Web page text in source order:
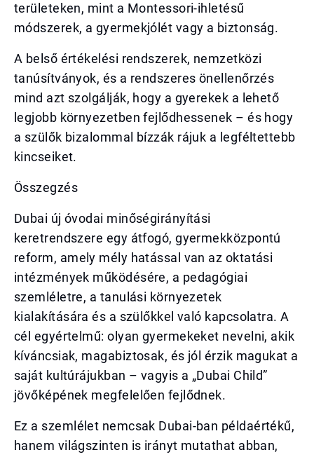
területeken, mint a Montessori-ihletésű
módszerek, a gyermekjólét vagy a biztonság.
A belső értékelési rendszerek, nemzetközi
tanúsítványok, és a rendszeres önellenőrzés
mind azt szolgálják, hogy a gyerekek a lehető
legjobb környezetben fejlődhessenek – és hogy
a szülők bizalommal bízzák rájuk a legféltettebb
kincseiket.
Összegzés
Dubai új óvodai minőségirányítási
keretrendszere egy átfogó, gyermekközpontú
reform, amely mély hatással van az oktatási
intézmények működésére, a pedagógiai
szemléletre, a tanulási környezetek
kialakítására és a szülőkkel való kapcsolatra. A
cél egyértelmű: olyan gyermekeket nevelni, akik
kíváncsiak, magabiztosak, és jól érzik magukat a
saját kultúrájukban – vagyis a „Dubai Child”
jövőképének megfelelően fejlődnek.
Ez a szemlélet nemcsak Dubai-ban példaértékű,
hanem világszinten is irányt mutathat abban,